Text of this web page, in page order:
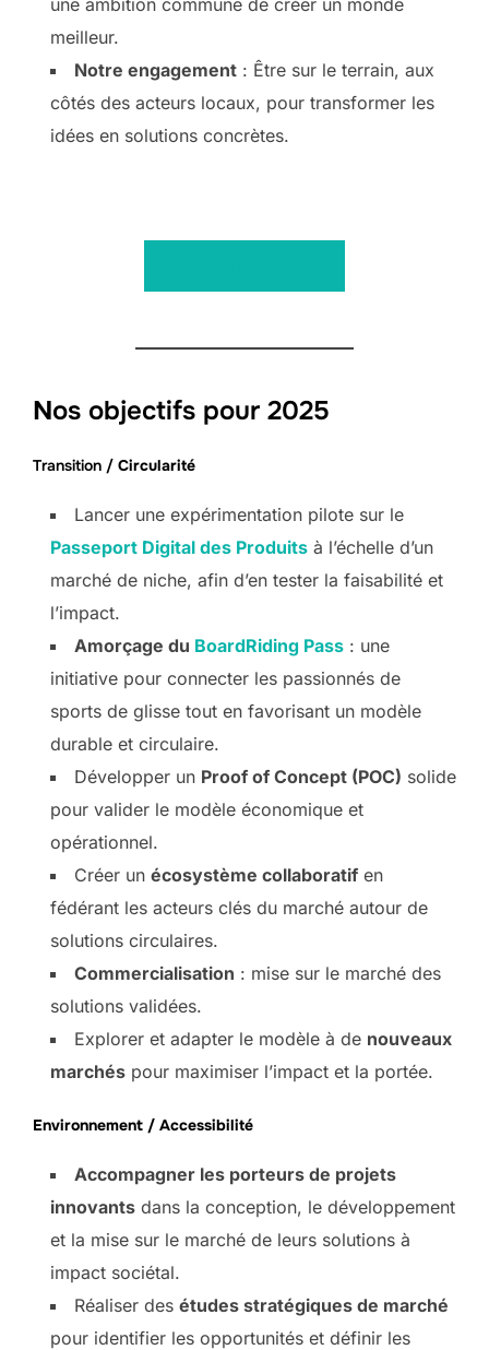
meilleur.
Notre engagement : Être sur le terrain, aux
côtés des acteurs locaux, pour transformer les
idées en solutions concrètes.
Nos objectifs pour 2025
Transition / Circularité
Lancer une expérimentation pilote sur le
Passeport Digital des Produits à l’échelle d’un
marché de niche, afin d’en tester la faisabilité et
l’impact.
Amorçage du BoardRiding Pass : une
initiative pour connecter les passionnés de
sports de glisse tout en favorisant un modèle
durable et circulaire.
Développer un Proof of Concept (POC) solide
pour valider le modèle économique et
opérationnel.
Créer un écosystème collaboratif en
fédérant les acteurs clés du marché autour de
solutions circulaires.
Commercialisation : mise sur le marché des
solutions validées.
Explorer et adapter le modèle à de nouveaux
marchés pour maximiser l’impact et la portée.
Environnement / Accessibilité
Accompagner les porteurs de projets
innovants dans la conception, le développement
et la mise sur le marché de leurs solutions à
impact sociétal.
Réaliser des études stratégiques de marché
pour identifier les opportunités et définir les